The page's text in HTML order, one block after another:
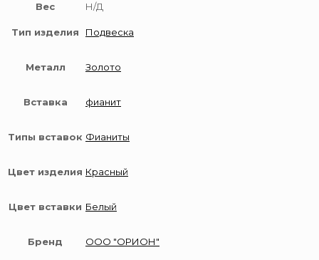
Вес Н/Д
Тип изделия Подвеска
Металл Золото
Вставка фианит
Типы вставок Фианиты
Цвет изделия Красный
Цвет вставки Белый
Бренд ООО "ОРИОН"